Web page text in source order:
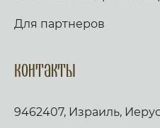
Для партнеров
Контакты
9462407, Израиль,